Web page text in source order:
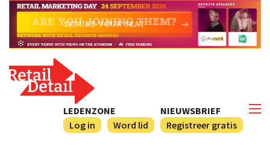
NIEUWSBRIEF
Registreer gratis
LEDENZONE
Log in
Word lid